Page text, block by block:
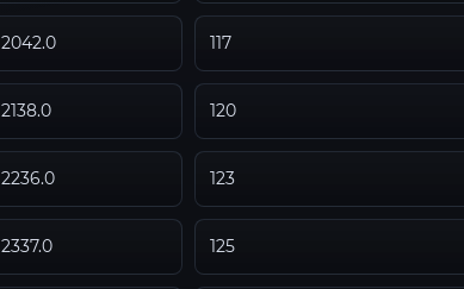
2042.0 117
2138.0 120
2236.0 123
2337.0 125